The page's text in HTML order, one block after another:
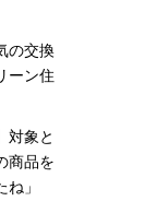
の交換
ーン住
対象と
商品を
」